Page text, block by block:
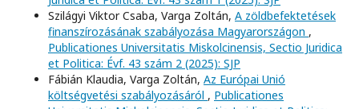
Szilágyi Viktor Csaba, Varga Zoltán, A zöldbefektetések
finanszírozásának szabályozása Magyarországon ,
Publicationes Universitatis Miskolcinensis, Sectio Juridica
et Politica: Évf. 43 szám 2 (2025): SJP
Fábián Klaudia, Varga Zoltán, Az Európai Unió
költségvetési szabályozásáról , Publicationes